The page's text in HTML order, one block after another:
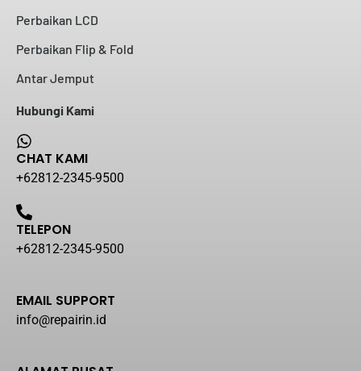
Perbaikan LCD
Perbaikan Flip & Fold
Antar Jemput
Hubungi Kami
CHAT KAMI
+62812-2345-9500
TELEPON
+62812-2345-9500
EMAIL SUPPORT
info@repairin.id